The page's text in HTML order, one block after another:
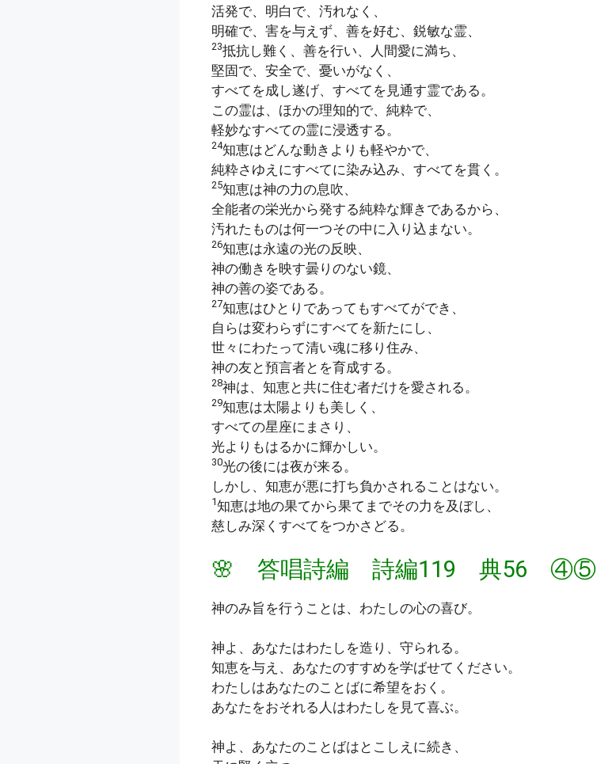
活発で、明白で、汚れなく、
明確で、害を与えず、善を好む、鋭敏な霊、
23抵抗し難く、善を行い、人間愛に満ち、
堅固で、安全で、憂いがなく、
すべてを成し遂げ、すべてを見通す霊である。
この霊は、ほかの理知的で、純粋で、
軽妙なすべての霊に浸透する。
24知恵はどんな動きよりも軽やかで、
純粋さゆえにすべてに染み込み、すべてを貫く。
25知恵は神の力の息吹、
全能者の栄光から発する純粋な輝きであるから、
汚れたものは何一つその中に入り込まない。
26知恵は永遠の光の反映、
神の働きを映す曇りのない鏡、
神の善の姿である。
27知恵はひとりであってもすべてができ、
自らは変わらずにすべてを新たにし、
世々にわたって清い魂に移り住み、
神の友と預言者とを育成する。
28神は、知恵と共に住む者だけを愛される。
29知恵は太陽よりも美しく、
すべての星座にまさり、
光よりもはるかに輝かしい。
30光の後には夜が来る。
しかし、知恵が悪に打ち負かされることはない。
1知恵は地の果てから果てまでその力を及ぼし、
慈しみ深くすべてをつかさどる。
🌸 答唱詩編 詩編119 典56 ④⑤
神のみ旨を行うことは、わたしの心の喜び。
神よ、あなたはわたしを造り、守られる。
知恵を与え、あなたのすすめを学ばせてください。
わたしはあなたのことばに希望をおく。
あなたをおそれる人はわたしを見て喜ぶ。
神よ、あなたのことばはとこしえに続き、